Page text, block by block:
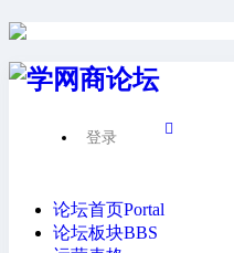
登录
论坛首页Portal
论坛板块BBS